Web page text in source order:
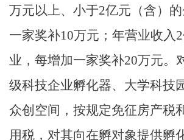
万元以上、小于2亿元（含）
一家奖补10万元； 年营业收入 2
业，每增加一家奖补20万元。
级科技企业孵化器、大学科技
众创空间，按规定免征房产税
用税，对其向在孵对象提供孵